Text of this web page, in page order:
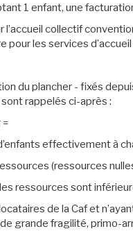
1 enfant, une
collectif
pour les services
du plancher - fixés
rappelés ci-après :
=
effectivement à
(ressources
ressources sont
de la Caf et
grande fragilité, primo-